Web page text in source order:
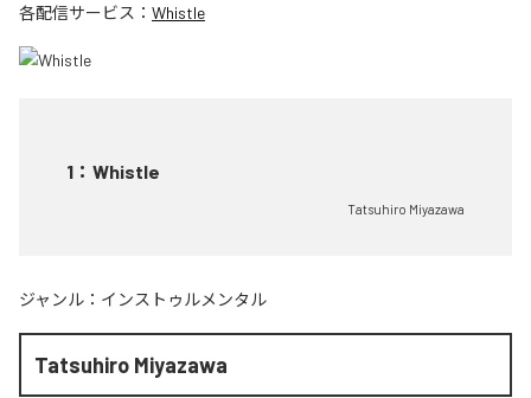
各配信サービス： Whistle
1 ： Whistle
Tatsuhiro Miyazawa
ジャンル： インストゥルメンタル
Tatsuhiro Miyazawa